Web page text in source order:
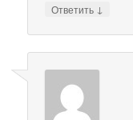
Ответить ↓